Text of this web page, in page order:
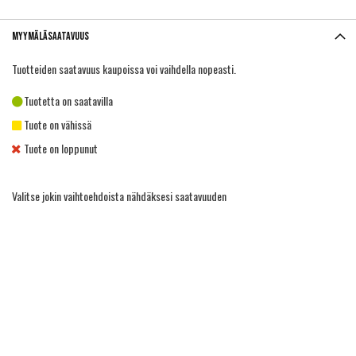
Myymäläsaatavuus
Tuotteiden saatavuus kaupoissa voi vaihdella nopeasti.
Tuotetta on saatavilla
Tuote on vähissä
Tuote on loppunut
Valitse jokin vaihtoehdoista nähdäksesi saatavuuden